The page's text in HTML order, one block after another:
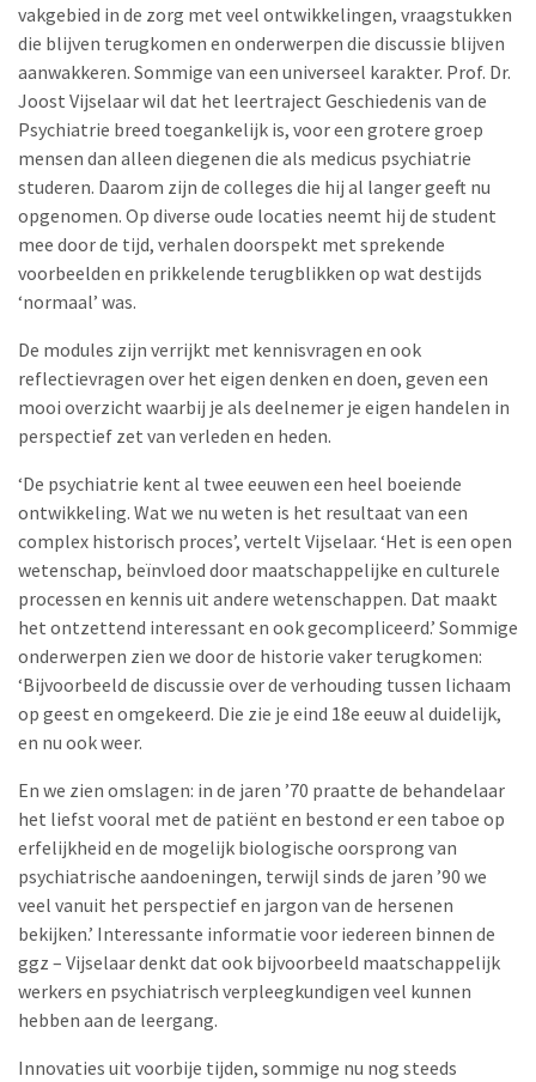
vakgebied in de zorg met veel ontwikkelingen, vraagstukken
die blijven terugkomen en onderwerpen die discussie blijven
aanwakkeren. Sommige van een universeel karakter. Prof. Dr.
Joost Vijselaar wil dat het leertraject Geschiedenis van de
Psychiatrie breed toegankelijk is, voor een grotere groep
mensen dan alleen diegenen die als medicus psychiatrie
studeren. Daarom zijn de colleges die hij al langer geeft nu
opgenomen. Op diverse oude locaties neemt hij de student
mee door de tijd, verhalen doorspekt met sprekende
voorbeelden en prikkelende terugblikken op wat destijds
‘normaal’ was.
De modules zijn verrijkt met kennisvragen en ook
reflectievragen over het eigen denken en doen, geven een
mooi overzicht waarbij je als deelnemer je eigen handelen in
perspectief zet van verleden en heden.
‘De psychiatrie kent al twee eeuwen een heel boeiende
ontwikkeling. Wat we nu weten is het resultaat van een
complex historisch proces’, vertelt Vijselaar. ‘Het is een open
wetenschap, beïnvloed door maatschappelijke en culturele
processen en kennis uit andere wetenschappen. Dat maakt
het ontzettend interessant en ook gecompliceerd.’ Sommige
onderwerpen zien we door de historie vaker terugkomen:
‘Bijvoorbeeld de discussie over de verhouding tussen lichaam
op geest en omgekeerd. Die zie je eind 18e eeuw al duidelijk,
en nu ook weer.
En we zien omslagen: in de jaren ’70 praatte de behandelaar
het liefst vooral met de patiënt en bestond er een taboe op
erfelijkheid en de mogelijk biologische oorsprong van
psychiatrische aandoeningen, terwijl sinds de jaren ’90 we
veel vanuit het perspectief en jargon van de hersenen
bekijken.’ Interessante informatie voor iedereen binnen de
ggz – Vijselaar denkt dat ook bijvoorbeeld maatschappelijk
werkers en psychiatrisch verpleegkundigen veel kunnen
hebben aan de leergang.
Innovaties uit voorbije tijden, sommige nu nog steeds